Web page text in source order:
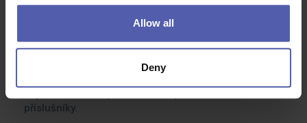
Allow all
Deny
HPP na dobu neurčitou.
5 dní volna k dovolené navíc.
Polovinu měsíce volno (práce na krátký/dlouhý týden).
Zdravotní péči uLékaře.cz.
příslušníky.